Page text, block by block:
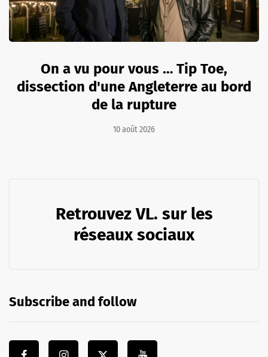
On a vu pour vous … Tip Toe,
dissection d'une Angleterre au bord
de la rupture
10 août 2026
Retrouvez VL. sur les
réseaux sociaux
Subscribe and follow